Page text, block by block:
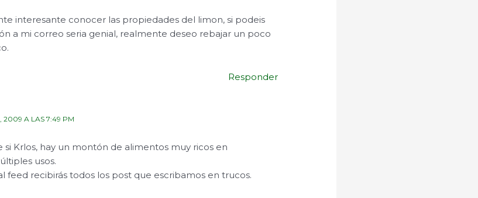
interesante conocer las propiedades del limon, si podeis
a mi correo seria genial, realmente deseo rebajar un poco
Responder
2009 A LAS 7:49 PM
si Krlos, hay un montón de alimentos muy ricos en
usos.
feed recibirás todos los post que escribamos en trucos.